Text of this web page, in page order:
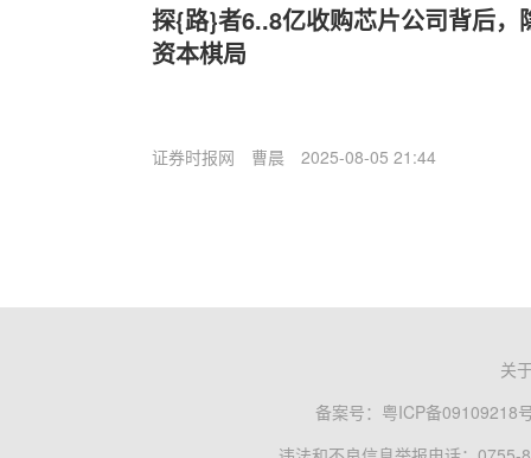
探{路}者6..8亿收购芯片公司背后，
资本棋局
证券时报网 曹晨 2025-08-05 21:44
关
备案号： 粤ICP备09109218